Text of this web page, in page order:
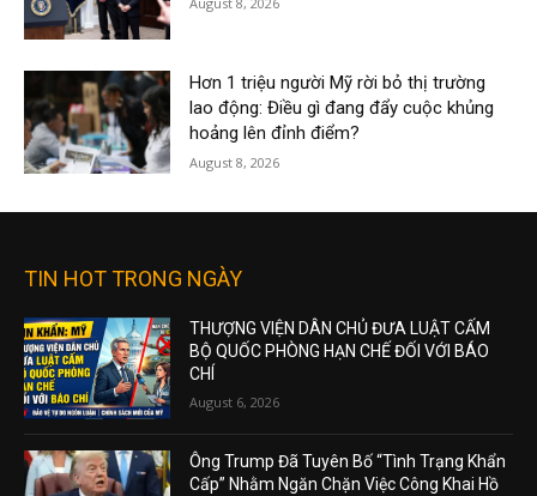
Hơn 1 triệu người Mỹ rời bỏ thị trường
lao động: Điều gì đang đẩy cuộc khủng
hoảng lên đỉnh điểm?
August 8, 2026
TIN HOT TRONG NGÀY
THƯỢNG VIỆN DÂN CHỦ ĐƯA LUẬT CẤM
BỘ QUỐC PHÒNG HẠN CHẾ ĐỐI VỚI BÁO
CHÍ
August 6, 2026
Ông Trump Đã Tuyên Bố “Tình Trạng Khẩn
Cấp” Nhằm Ngăn Chặn Việc Công Khai Hồ